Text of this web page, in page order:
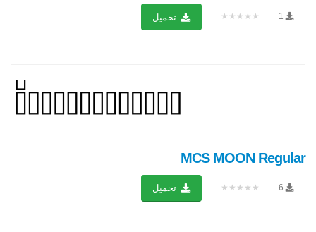
1
★★★★★ تحميل
MCS MOON Regular
6
★★★★★ تحميل